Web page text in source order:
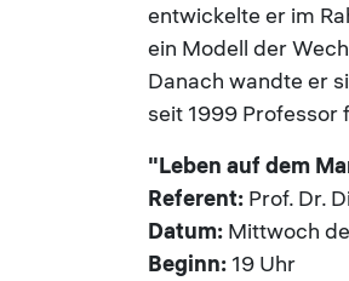
entwickelte er im
ein Modell der
Danach wandte er
seit 1999 Professor
"Leben auf dem
Referent: Prof. Dr.
Datum: Mittwoch
Beginn: 19 Uhr